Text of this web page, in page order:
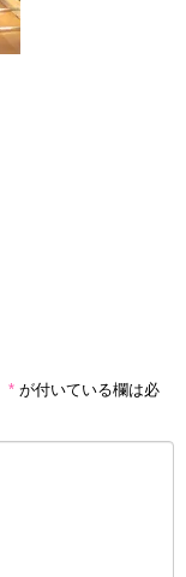
* が付いている欄は必